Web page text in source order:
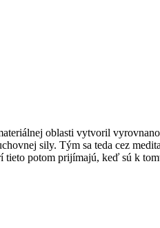
oblasti vytvoril
sily. Tým sa teda cez
potom prijímajú, keď sú k